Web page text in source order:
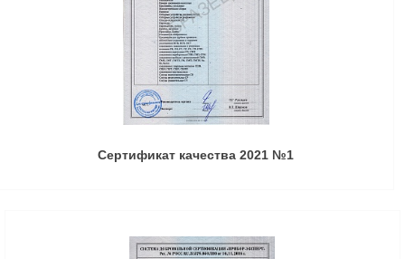
Сертификат качества 2021 №1